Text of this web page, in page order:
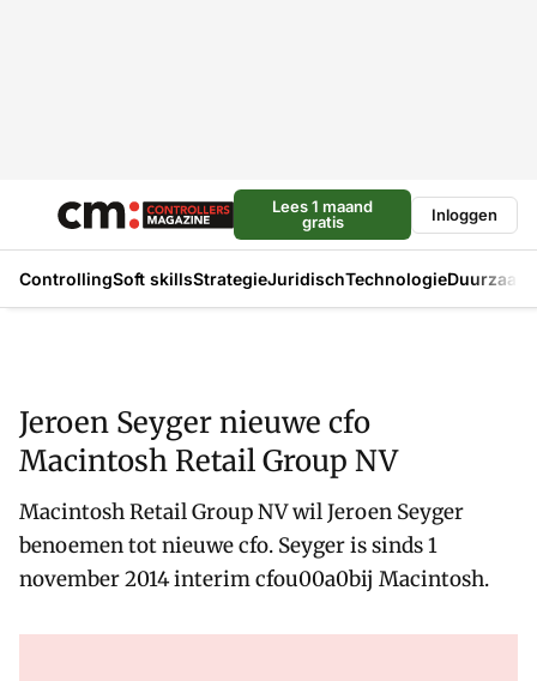
Lees 1 maand
gratis
Inloggen
ControllingSoft skillsStrategieJuridischTechnologie
Jeroen Seyger nieuwe cfo
Macintosh Retail Group NV
Macintosh Retail Group NV wil Jeroen Seyger
benoemen tot nieuwe cfo. Seyger is sinds 1
november 2014 interim cfou00a0bij Macintosh.